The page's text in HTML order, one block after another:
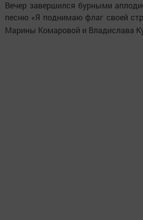
Вечер завершился бурными
песню «Я поднимаю флаг своей
Марины Комаровой и Владислава